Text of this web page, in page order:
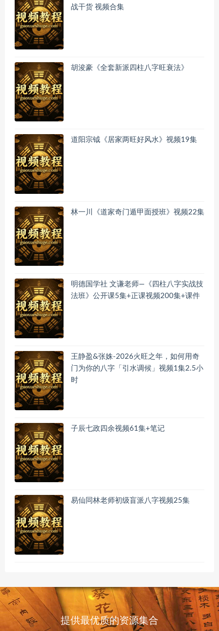
战干货 视频合集
胡浚豪《全套新派四柱八字旺衰法》
道阳宗钺《居家两旺好风水》视频19集
林一川《道家奇门遁甲面授班》视频22集
明德国学社 文谦老师—《四柱八字实战技
法班》公开课5集+正课视频200集+课件
王静盈&张姝-2026火旺之年，如何用奇
门为你的八字「引水调候」视频1集2.5小
时
子辰七政四余视频61集+笔记
易仙同林老师初级盲派八字视频25集
提供最优质的资源集合